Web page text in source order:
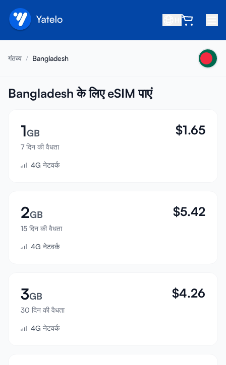
हमारे बारे में
मित्र को रेफ़र करें
सहयोगी बनें
सहायता केंद्र
सहायता
डिवाइस संगतता
साइन इन करें
गंतव्य / Bangladesh
Bangladesh के लिए eSIM पाएं
1GB
7 दिन की वैधता
$1.65
4G नेटवर्क
2GB
15 दिन की वैधता
$5.42
4G नेटवर्क
3GB
30 दिन की वैधता
$4.26
4G नेटवर्क